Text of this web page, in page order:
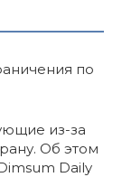
из-за
Об этом
Daily